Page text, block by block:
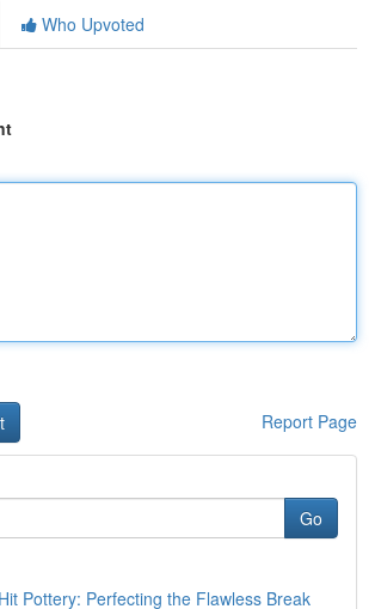
Who Upvoted
Report Page
Go
Pottery: Perfecting the Flawless Break